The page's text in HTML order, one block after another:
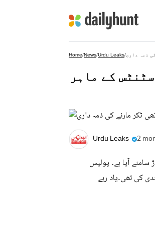
Home/News/Urdu Leaks/ذمہ داری
کے ماہر
Urdu Leaks 2
آیا ہے۔ پولیس
کی تھی۔یاد رہے